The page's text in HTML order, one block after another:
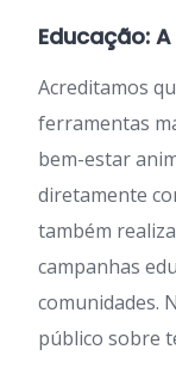
Educação:
Acreditamos
ferramentas
bem-estar
diretamente
também
campanhas
comunidades.
público sobre